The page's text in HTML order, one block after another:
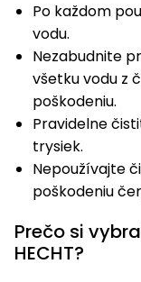
Po každom
vodu.
Nezabudnite
všetku vodu z
poškodeniu.
Pravidelne
trysiek.
Nepoužívajte
poškodeniu
Prečo si
HECHT?